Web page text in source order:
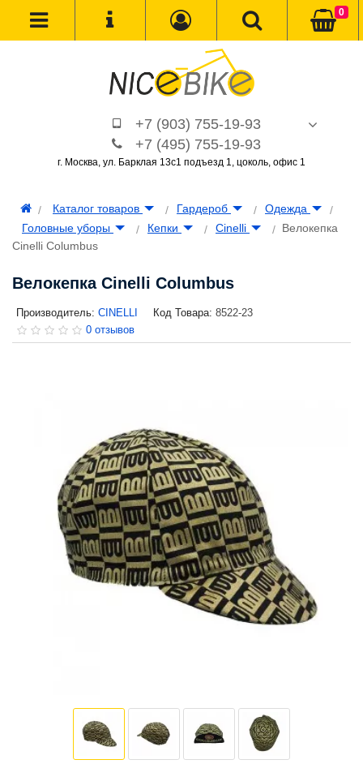
+7 (903) 755-19-93
+7 (495) 755-19-93
г. Москва, ул. Барклая 13с1 подъезд 1, цоколь, офис 1
0
Каталог товаров Гардероб
Одежда
Головные уборы
Кепки Cinelli
Велокепка
Cinelli Columbus
Велокепка Cinelli Columbus
Производитель: CINELLI Код Товара: 8522-23
0 отзывов